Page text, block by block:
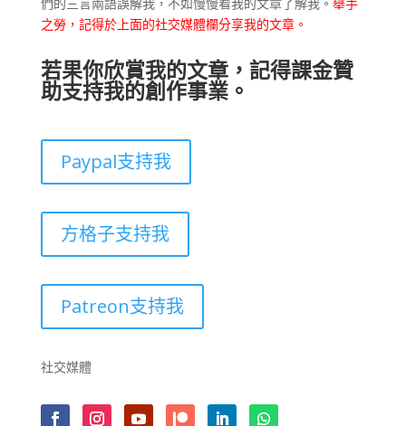
們的三言兩語誤解我，不如慢慢看我的文章了解我。 舉手
之勞，記得於上面的社交媒體欄分享我的文章。
若果你欣賞我的文章，記得課金贊
助支持我的創作事業。
Paypal支持我
方格子支持我
Patreon支持我
社交媒體